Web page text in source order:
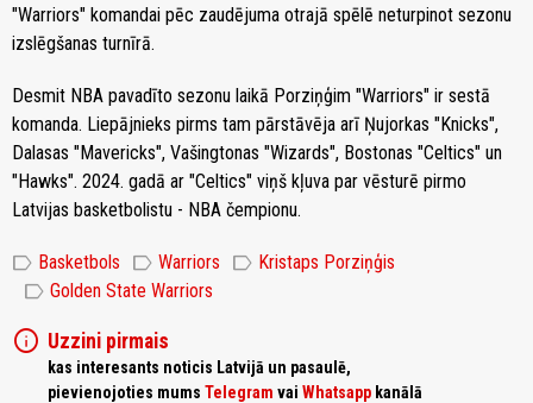
"Warriors" komandai pēc zaudējuma otrajā spēlē neturpinot sezonu
izslēgšanas turnīrā.
Desmit NBA pavadīto sezonu laikā Porziņģim "Warriors" ir sestā
komanda. Liepājnieks pirms tam pārstāvēja arī Ņujorkas "Knicks",
Dalasas "Mavericks", Vašingtonas "Wizards", Bostonas "Celtics" un
"Hawks". 2024. gadā ar "Celtics" viņš kļuva par vēsturē pirmo
Latvijas basketbolistu - NBA čempionu.
label Basketbols label Warriors label Kristaps Porziņģis
label Golden State Warriors
info Uzzini pirmais
kas interesants noticis Latvijā un pasaulē,
pievienojoties mums Telegram vai Whatsapp kanālā